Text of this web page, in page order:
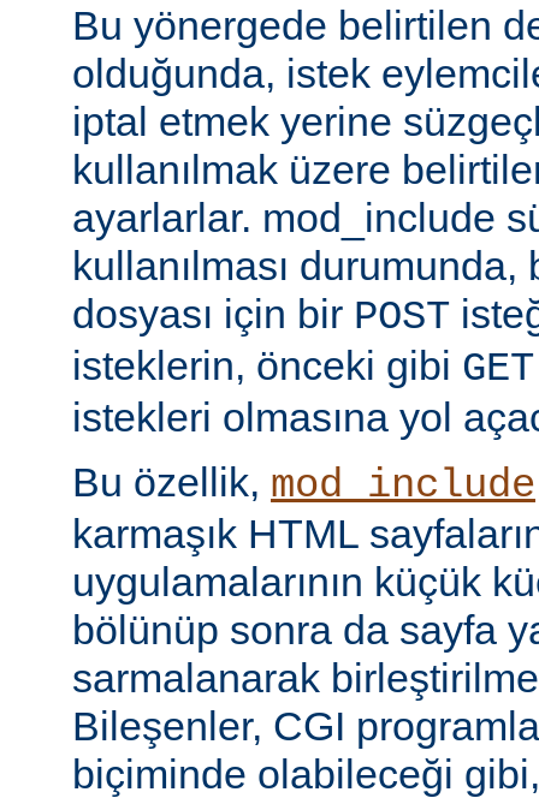
Bu yönergede belirtilen
olduğunda, istek
iptal etmek yerine
kullanılmak üzere
ayarlarlar. mod_include
kullanılması
dosyası için bir POST
isteklerin, önceki gibi GET
istekleri olmasına yol
Bu özellik, mod_include
karmaşık HTML
uygulamalarının küçük
bölünüp sonra da sayfa
sarmalanarak
Bileşenler, CGI
biçiminde olabileceği